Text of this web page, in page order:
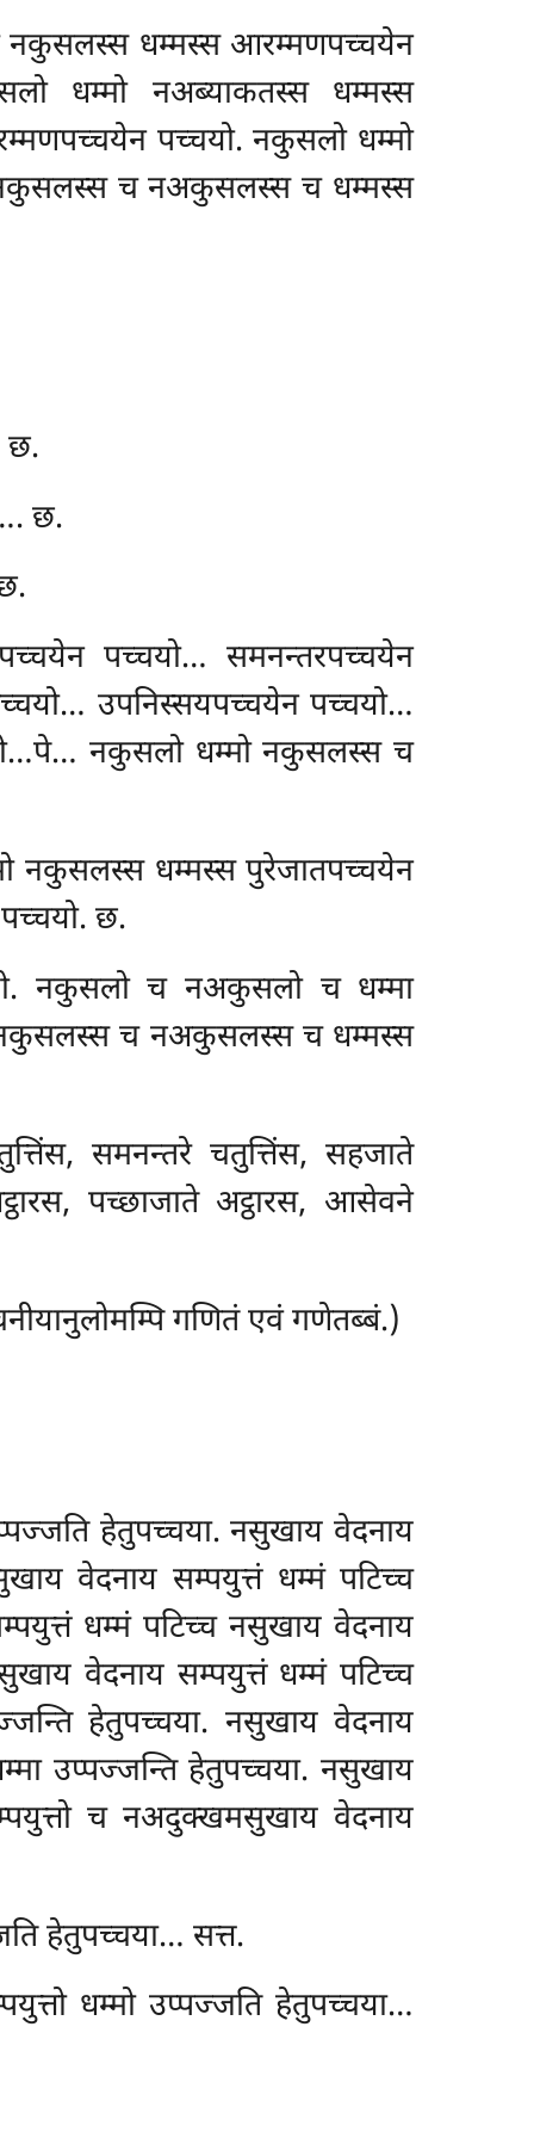
नकुसलस्स धम्मस्स आरम्मणपच्चयेन
धम्मो नअब्याकतस्स धम्मस्स
पच्चयो. नकुसलो धम्मो
च नअकुसलस्स च धम्मस्स
छ.
छ.
पच्चयो… समनन्तरपच्चयेन
उपनिस्सयपच्चयेन पच्चयो…
नकुसलो धम्मो नकुसलस्सच
नकुसलस्स धम्मस्स पुरेजातपच्चयेन
छ.
नकुसलो च नअकुसलो च धम्मा
च नअकुसलस्स च धम्मस्स
समनन्तरे चतुत्तिंस, सहजाते
पच्छाजाते अट्ठारस, आसेवने
गणितं एवं गणेतब्बं.)
हेतुपच्चया. नसुखाय वेदनाय
वेदनाय सम्पयुत्तं धम्मं पटिच्च
धम्मं पटिच्च नसुखाय वेदनाय
वेदनाय सम्पयुत्तं धम्मं पटिच्च
हेतुपच्चया. नसुखाय वेदनाय
उप्पज्जन्ति हेतुपच्चया. नसुखाय
च नअदुक्खमसुखाय वेदनाय
हेतुपच्चया… सत्त.
धम्मो उप्पज्जति हेतुपच्चया…